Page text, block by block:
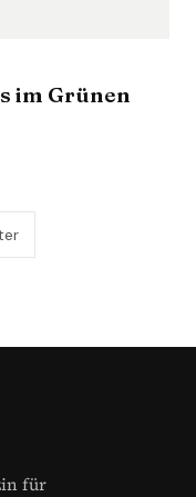
im Grünen
für